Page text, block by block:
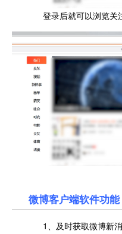
登录后就可以浏览关
微博客户端软件功能
1、及时获取微博新消